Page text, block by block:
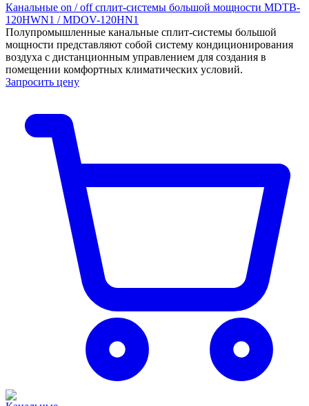
Канальные on / off сплит-системы большой мощности MDTB-
120HWN1 / MDOV-120HN1
Полупромышленные канальные сплит-системы большой
мощности представляют собой систему кондиционирования
воздуха с дистанционным управлением для создания в
помещении комфортных климатических условий.
Запросить цену